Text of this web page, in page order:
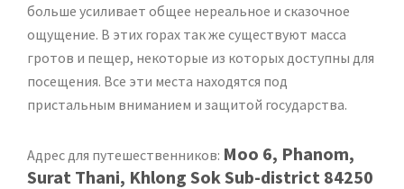
больше усиливает общее нереальное и сказочное
ощущение. В этих горах так же существуют масса
гротов и пещер, некоторые из которых доступны для
посещения. Все эти места находятся под
пристальным вниманием и защитой государства.
Адрес для путешественников: Moo 6, Phanom,
Surat Thani, Khlong Sok Sub-district 84250